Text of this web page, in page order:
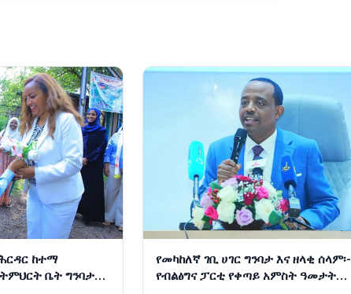
ከተማ
ቤት ግንባታ
የመካከለኛ ገቢ ሀገር ግንባታ እና ዘላቂ ሰላም፡-
የብልፅግና ፓርቲ የቀጣይ አምስት ዓመታት